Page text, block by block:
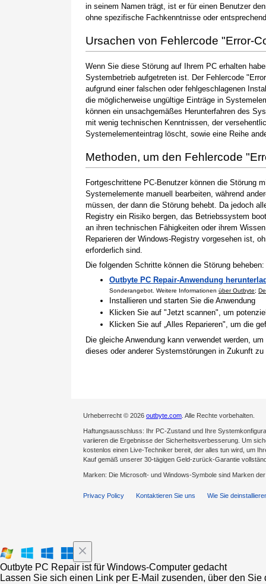
in seinem Namen trägt, ist er für einen Benutzer
ohne spezifische Fachkenntnisse oder
Ursachen von Fehlercode "Error-
Wenn Sie diese Störung auf Ihrem PC erhalten
Systembetrieb aufgetreten ist. Der Fehlercode
aufgrund einer falschen oder fehlgeschlagenen
die möglicherweise ungültige Einträge in
können ein unsachgemäßes Herunterfahren des
mit wenig technischen Kenntnissen, der
Systemelementeintrag löscht, sowie eine Reihe
Methoden, um den Fehlercode
Fortgeschrittene PC-Benutzer können die Störung
Systemelemente manuell bearbeiten, während
müssen, der dann die Störung behebt. Da jedoch
Registry ein Risiko bergen, das Betriebssystem
an ihren technischen Fähigkeiten oder ihrem
Reparieren der Windows-Registry vorgesehen ist,
erforderlich sind.
Die folgenden Schritte können die Störung beheben:
Outbyte PC Repair-Anwendung
Sonderangebot. Weitere Informationen über Outbyte;
Installieren und starten Sie die Anwendung
Klicken Sie auf "Jetzt scannen", um
Klicken Sie auf „Alles Reparieren", um die
Die gleiche Anwendung kann verwendet werden,
dieses oder anderer Systemstörungen in Zukunft zu
Urheberrecht © 2026 outbyte.com . Alle Rechte vorbehalten.
Haftungsausschluss: Ihr PC-Zustand und Ihre
variieren die Ergebnisse der Sicherheitsverbesserung. Um
kostenlos einen Live-Techniker bereit, der alles tun wird, um
Kauf gemäß unserer 30-tägigen Geld-zurück-Garantie
Marken: Die Microsoft- und Windows-Symbole sind Marken
Privacy Policy Kontaktieren Sie uns Wie Sie
Outbyte PC Repair ist für Windows-Computer gedacht
Lassen Sie sich einen Link per E-Mail zusenden, über den